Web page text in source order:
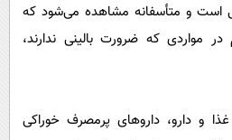
است و متأسفانه مشاهده می‌شود که
در مواردی که ضرورت بالینی ندارند،
و دارو، داروهای پرمصرف خوراکی